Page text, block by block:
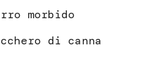
morbido
di canna